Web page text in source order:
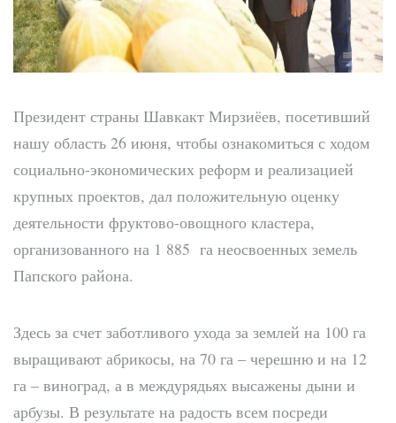
Президент страны Шавкакт Мирзиёев, посетивший
нашу область 26 июня, чтобы ознакомиться с ходом
социально-экономических реформ и реализацией
крупных проектов, дал положительную оценку
деятельности фруктово-овощного кластера,
организованного на 1 885 га неосвоенных земель
Папского района.
Здесь за счет заботливого ухода за землей на 100 га
выращивают абрикосы, на 70 га – черешню и на 12
га – виноград, а в междурядьях высажены дыни и
арбузы. В результате на радость всем посреди